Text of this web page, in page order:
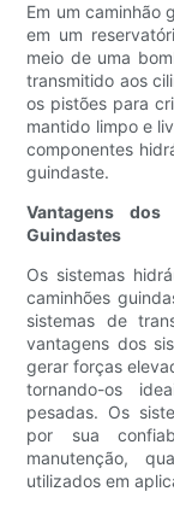
Em um caminhão
em um
meio de uma
transmitido aos
os pistões para
mantido limpo e
componentes
guindaste.
Vantagens dos
Guindastes
Os sistemas
caminhões
sistemas de
vantagens dos
gerar forças
tornando-os
pesadas. Os
por sua
manutenção,
utilizados em